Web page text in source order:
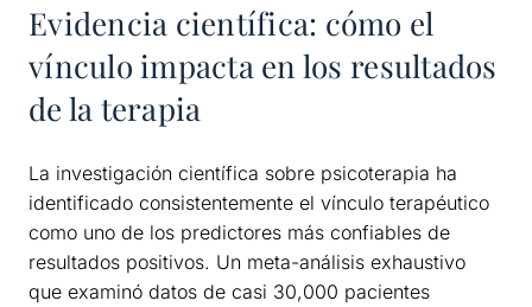
Evidencia científica: cómo el
vínculo impacta en los resultados
de la terapia
La investigación científica sobre psicoterapia ha
identificado consistentemente el vínculo terapéutico
como uno de los predictores más confiables de
resultados positivos. Un meta-análisis exhaustivo
que examinó datos de casi 30,000 pacientes